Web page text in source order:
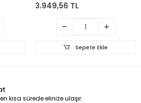
3.949,56 TL
Sepete Ekle
kısa sürede elinize ulaşır.